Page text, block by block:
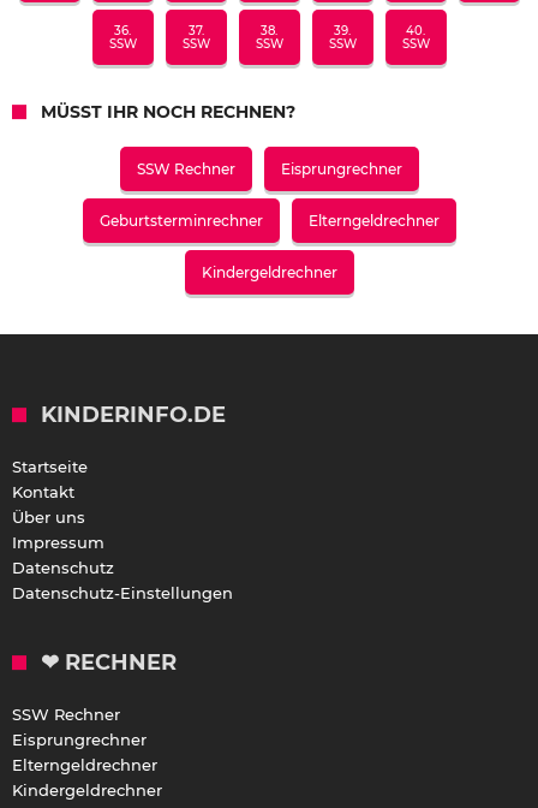
36.
SSW
37.
SSW
38.
SSW
39.
SSW
40.
SSW
MÜSST IHR NOCH RECHNEN?
SSW Rechner Eisprungrechner
Geburtsterminrechner Elterngeldrechner
Kindergeldrechner
KINDERINFO.DE
Startseite
Kontakt
Über uns
Impressum
Datenschutz
Datenschutz-Einstellungen
❤ RECHNER
SSW Rechner
Eisprungrechner
Elterngeldrechner
Kindergeldrechner